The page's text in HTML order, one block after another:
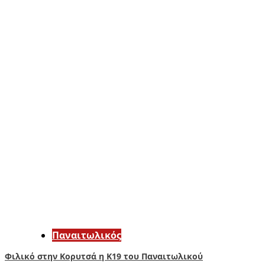
Παναιτωλικός
Φιλικό στην Κορυτσά η Κ19 του Παναιτωλικού